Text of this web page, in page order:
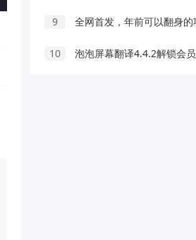
9 全网首发，年前可以翻身的项目，每单收益在300-
10 泡泡屏幕翻译4.4.2解锁会员 全网生